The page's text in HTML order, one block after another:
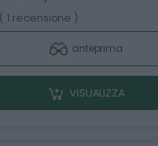
( 1 recensione )
anteprima
VISUALIZZA